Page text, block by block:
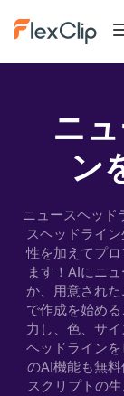
ニ
ン
ニュースヘッド
スヘッドライ
性を加えてプ
ます！AIにニ
か、用意され
で作成を始め
力し、色、サ
ヘッドライン
のAI機能も無料
スクリプトの